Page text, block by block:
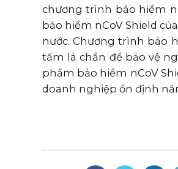
chương trình bảo hiểm
bảo hiểm nCoV Shield
nước. Chương trình bảo
tấm lá chắn để bảo vệ
phẩm bảo hiểm nCoV
doanh nghiệp ổn định